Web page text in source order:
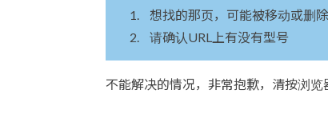
想找的那页，可能被移动或删
请确认URL上有没有型号
不能解决的情况，非常抱歉，清按浏览